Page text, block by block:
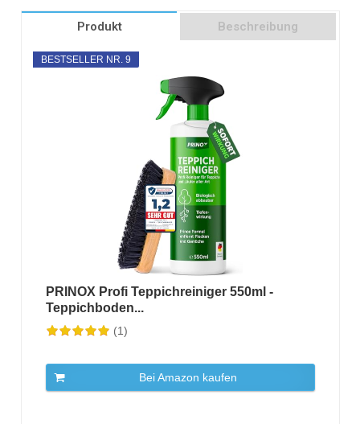
Produkt Beschreibung
BESTSELLER NR. 9
PRINOX Profi Teppichreiniger 550ml -
Teppichboden...
(1)
Bei Amazon kaufen